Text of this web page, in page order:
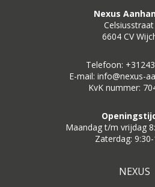
Nexus
6604 CV
Telefoon:
E-mail: info@nexus-
KvK nummer:
Maandag t/m vrijdag
Zaterdag:
NEXUS